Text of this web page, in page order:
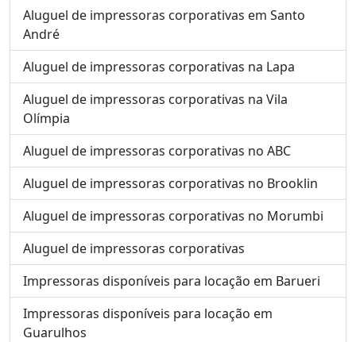
Aluguel de impressoras corporativas em Santo
André
Aluguel de impressoras corporativas na Lapa
Aluguel de impressoras corporativas na Vila
Olímpia
Aluguel de impressoras corporativas no ABC
Aluguel de impressoras corporativas no Brooklin
Aluguel de impressoras corporativas no Morumbi
Aluguel de impressoras corporativas
Impressoras disponíveis para locação em Barueri
Impressoras disponíveis para locação em
Guarulhos